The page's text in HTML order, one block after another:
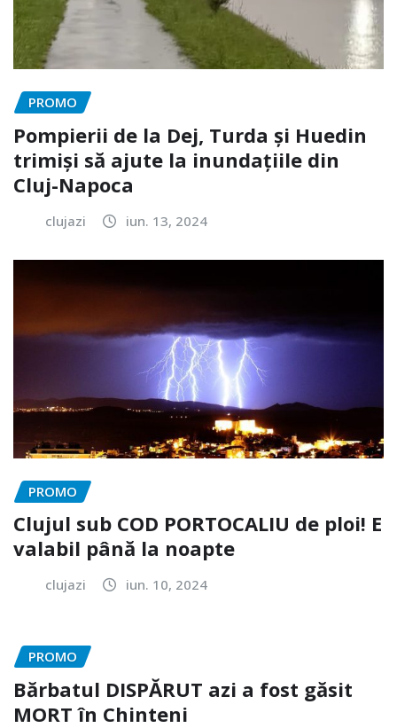
PROMO
Pompierii de la Dej, Turda și Huedin
trimiși să ajute la inundațiile din
Cluj-Napoca
clujazi iun. 13, 2024
PROMO
Clujul sub COD PORTOCALIU de ploi! E
valabil până la noapte
clujazi iun. 10, 2024
PROMO
Bărbatul DISPĂRUT azi a fost găsit
MORT în Chinteni